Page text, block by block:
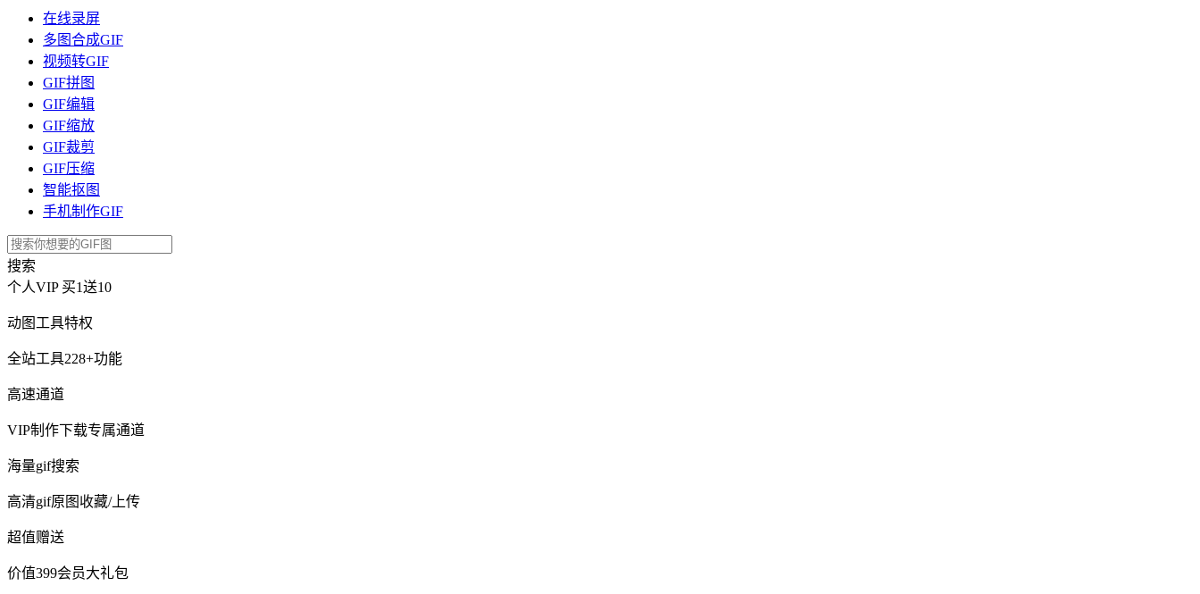
在线录屏
多图合成GIF
视频转GIF
GIF拼图
GIF编辑
GIF缩放
GIF裁剪
GIF压缩
智能抠图
手机制作GIF
搜索
个人VIP 买1送10
动图工具特权
全站工具228+功能
高速通道
VIP制作下载专属通道
海量gif搜索
高清gif原图收藏/上传
超值赠送
价值399会员大礼包